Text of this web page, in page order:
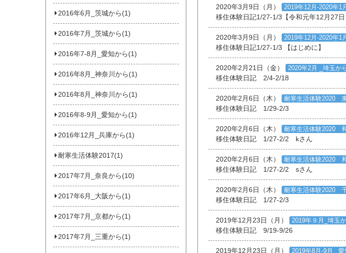
2020年3月9日（月）
2019年12月-2020年1
移住体験日記1/27-1/3【令和元年12月27日
2020年3月9日（月）
2019年12月-2020年1
移住体験日記1/27-1/3 【はじめに】
2020年2月21日（金）
2020年2月 _埼玉か
移住体験日記 2/4-2/18
2020年2月6日（木）
耐寒生活体験2020
移住体験日記 1/29-2/3
2020年2月6日（木）
耐寒生活体験2020 和
移住体験日記 1/27-2/2 kさん
2020年2月6日（木）
耐寒生活体験2020 和
移住体験日記 1/27-2/2 sさん
2020年2月6日（木）
耐寒生活体験2020
移住体験日記 1/27-2/3
2019年12月23日（月）
2019年９月_埼玉
移住体験日記 9/19-9/26
2019年12月23日（月）
2019年8月-9月 _愛
2016年6月_茨城から(1)
2016年7月_茨城から(1)
2016年7-8月_愛知から(1)
2016年8月_神奈川から(1)
2016年8月_神奈川から(1)
2016年8-9月_愛知から(1)
2016年12月_兵庫から(1)
耐寒生活体験2017(1)
2017年7月_奈良から(10)
2017年6月_大阪から(1)
2017年7月_京都から(1)
2017年7月_三重から(1)